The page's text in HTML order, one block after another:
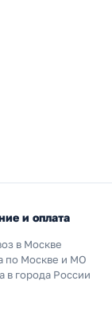
и оплата
в Москве
по Москве и МО
в города России